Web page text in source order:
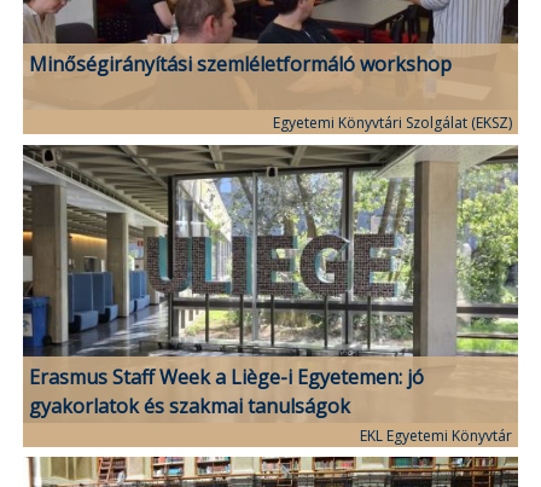
Minőségirányítási szemléletformáló workshop
Egyetemi Könyvtári Szolgálat (EKSZ)
Erasmus Staff Week a Liège-i Egyetemen: jó
gyakorlatok és szakmai tanulságok
EKL Egyetemi Könyvtár